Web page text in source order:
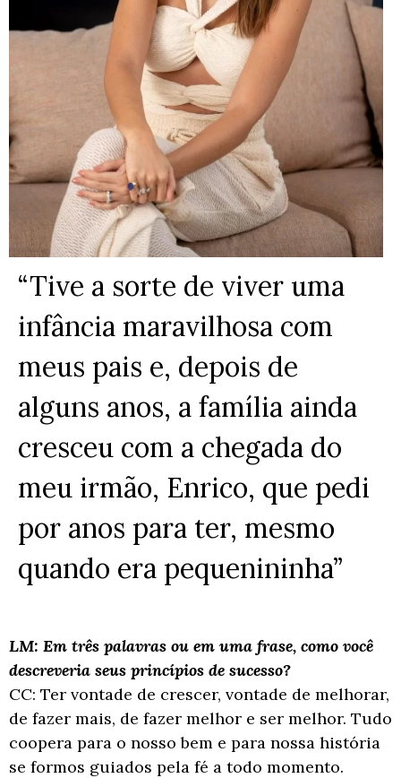
“Tive a sorte de viver uma
infância maravilhosa com
meus pais e, depois de
alguns anos, a família ainda
cresceu com a chegada do
meu irmão, Enrico, que pedi
por anos para ter, mesmo
quando era pequenininha”
LM: Em três palavras ou em uma frase, como você
descreveria seus princípios de sucesso?
CC: Ter vontade de crescer, vontade de melhorar,
de fazer mais, de fazer melhor e ser melhor. Tudo
coopera para o nosso bem e para nossa história
se formos guiados pela fé a todo momento.